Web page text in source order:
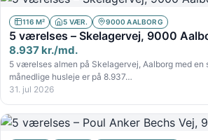
116 M² 5 VÆR. 9000 AALBORG
5 værelses – Skelagervej, 9000
8.937 kr./md.
5 værelses almen på Skelagervej, Aalborg med en
månedlige husleje er på 8.937…
31. jul 2026